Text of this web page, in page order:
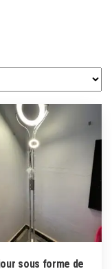
sous forme de